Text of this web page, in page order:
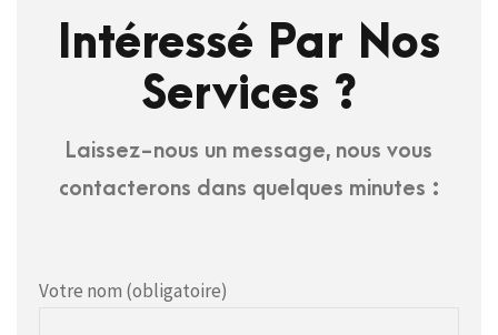
Intéressé Par Nos
Services ?
Laissez-nous un message, nous vous
contacterons dans quelques minutes :
Votre nom (obligatoire)